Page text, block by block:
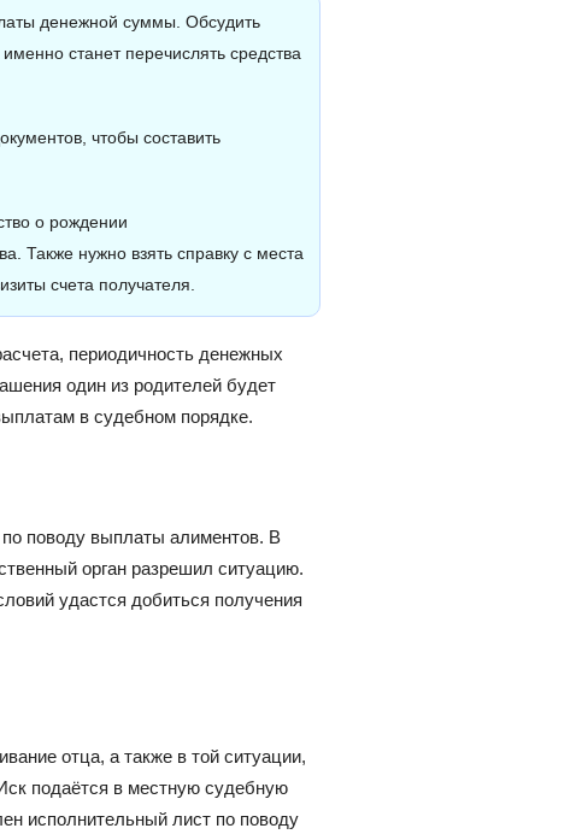
денежной суммы. Обсудить
станет перечислять средства
чтобы составить
о рождении
Также нужно взять справку с места
счета получателя.
периодичность денежных
один из родителей будет
в судебном порядке.
поводу выплаты алиментов. В
орган разрешил ситуацию.
удастся добиться получения
отца, а также в той ситуации,
подаётся в местную судебную
исполнительный лист по поводу